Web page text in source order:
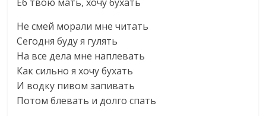
Не смей морали мне читать
Сегодня буду я гулять
На все дела мне наплевать
Как сильно я хочу бухать
И водку пивом запивать
Потом блевать и долго спать